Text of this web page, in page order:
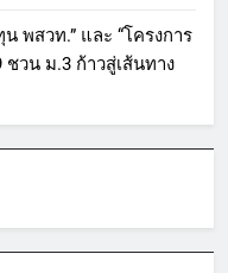
พสวท.” และ “โครงการ
ชวน ม.3 ก้าวสู่เส้นทาง